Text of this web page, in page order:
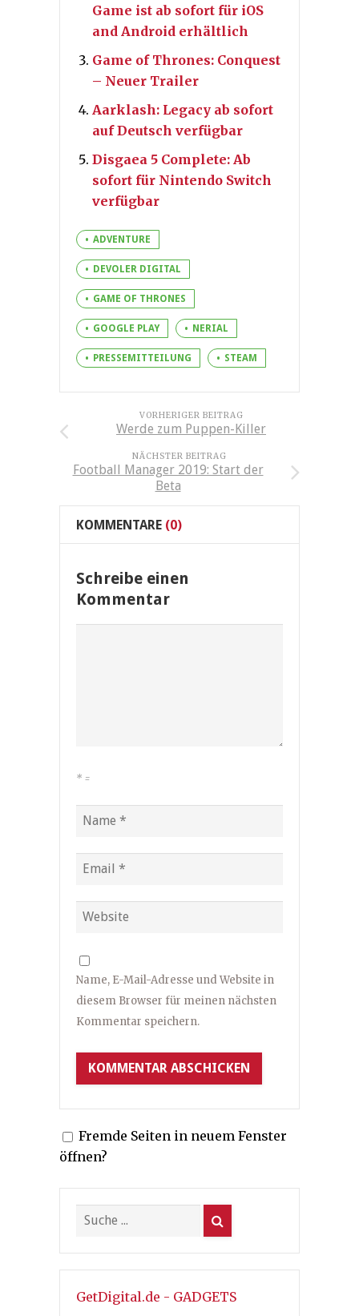
Game ist ab sofort für iOS
and Android erhältlich
Game of Thrones: Conquest
– Neuer Trailer
Aarklash: Legacy ab sofort
auf Deutsch verfügbar
Disgaea 5 Complete: Ab
sofort für Nintendo Switch
verfügbar
ADVENTURE
DEVOLER DIGITAL
GAME OF THRONES
GOOGLE PLAY NERIAL
PRESSEMITTEILUNG STEAM
VORHERIGER BEITRAG
Werde zum Puppen-Killer
NÄCHSTER BEITRAG
Football Manager 2019: Start der
Beta
KOMMENTARE (0)
Schreibe einen
Kommentar
* =
Name, E-Mail-Adresse und Website in
diesem Browser für meinen nächsten
Kommentar speichern.
Fremde Seiten in neuem Fenster
öffnen?
GetDigital.de - GADGETS